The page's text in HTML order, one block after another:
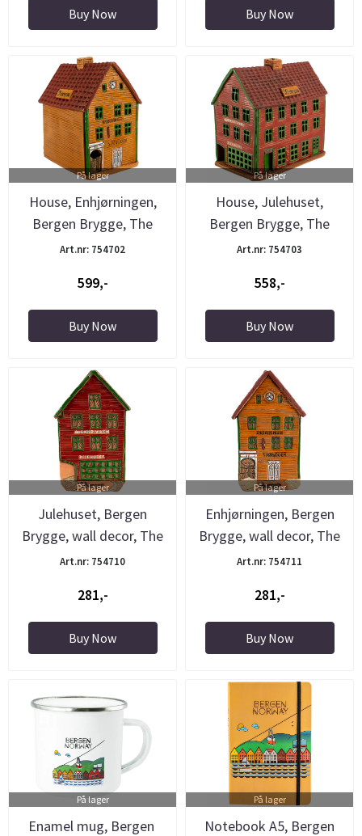
Buy Now Buy Now
På lager
House, Enhjørningen,
Bergen Brygge, The
Pottery
Art.nr: 754702
599,-
Buy Now
På lager
House, Julehuset,
Bergen Brygge, The
Pottery
Art.nr: 754703
558,-
Buy Now
På lager
Julehuset, Bergen
Brygge, wall decor, The
Pottery
Art.nr: 754710
281,-
Buy Now
På lager
Enhjørningen, Bergen
Brygge, wall decor, The
...
Art.nr: 754711
281,-
Buy Now
På lager
Enamel mug, Bergen
På lager
Notebook A5, Bergen